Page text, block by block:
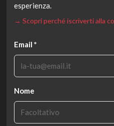
esperienza.
→ Scopri perché iscriverti alla
Email *
Nome